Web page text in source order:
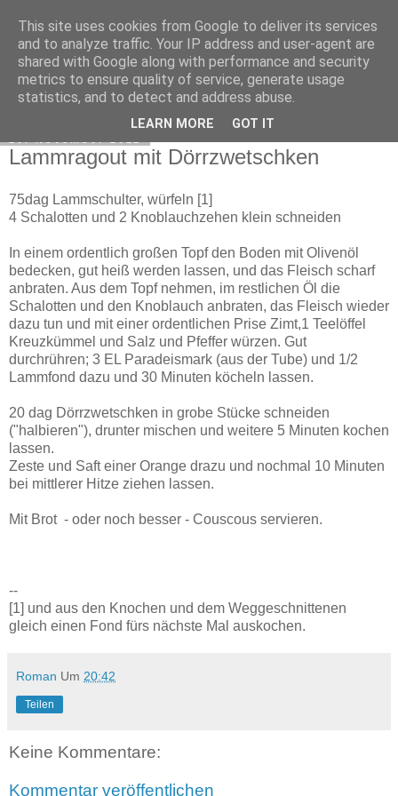
Exec Mampf
Lammragout mit Dörrzwetschken
75dag Lammschulter, würfeln [1]
4 Schalotten und 2 Knoblauchzehen klein schneiden
In einem ordentlich großen Topf den Boden mit Olivenöl
bedecken, gut heiß werden lassen, und das Fleisch scharf
anbraten. Aus dem Topf nehmen, im restlichen Öl die
Schalotten und den Knoblauch anbraten, das Fleisch wieder
dazu tun und mit einer ordentlichen Prise Zimt,1 Teelöffel
Kreuzkümmel und Salz und Pfeffer würzen. Gut
durchrühren; 3 EL Paradeismark (aus der Tube) und 1/2
Lammfond dazu und 30 Minuten köcheln lassen.
20 dag Dörrzwetschken in grobe Stücke schneiden
("halbieren"), drunter mischen und weitere 5 Minuten kochen
lassen.
Zeste und Saft einer Orange drazu und nochmal 10 Minuten
bei mittlerer Hitze ziehen lassen.
Mit Brot - oder noch besser - Couscous servieren.
--
[1] und aus den Knochen und dem Weggeschnittenen
gleich einen Fond fürs nächste Mal auskochen.
Roman Um 20:42
Teilen
Keine Kommentare:
Kommentar veröffentlichen
This site uses cookies from Google to deliver its services
and to analyze traffic. Your IP address and user-agent are
shared with Google along with performance and security
metrics to ensure quality of service, generate usage
statistics, and to detect and address abuse.
LEARN MORE GOT IT